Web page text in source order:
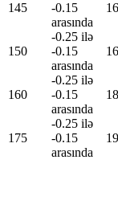
145
-0.15
arasında
150
-0.25 ilə
-0.15
arasında
160
-0.25 ilə
-0.15
arasında
175
-0.25 ilə
-0.15
arasında